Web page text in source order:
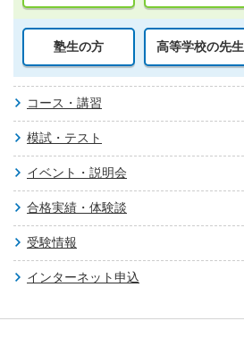
塾生の方 高等学校の先生
コース・講習
模試・テスト
イベント・説明会
合格実績・体験談
受験情報
インターネット申込